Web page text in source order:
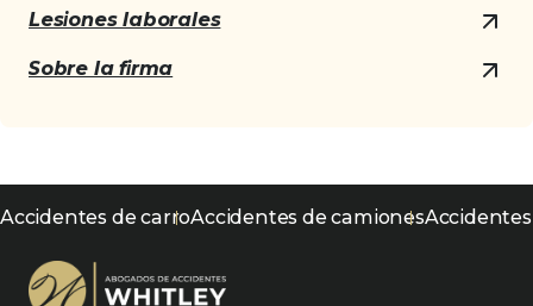
Lesiones laborales
Sobre la firma
Accidentes de carroAccidentes de camiones